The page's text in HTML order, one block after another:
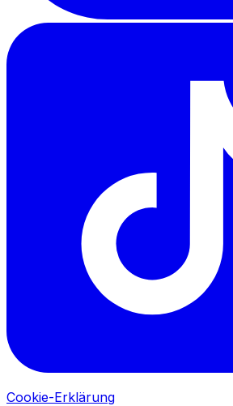
Cookie-Erklärung